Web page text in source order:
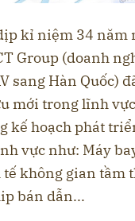
kỉ niệm 34 năm
Group (doanh
sang Hàn Quốc)
mới trong lĩnh
kế hoạch phát
vực như: Máy
không gian tầm
bán dẫn...